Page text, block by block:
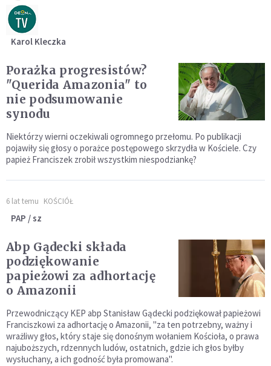
Karol Kleczka
Porażka progresistów?
"Querida Amazonia" to
nie podsumowanie
synodu
Niektórzy wierni oczekiwali ogromnego przełomu. Po publikacji
pojawiły się głosy o porażce postępowego skrzydła w Kościele. Czy
papież Franciszek zrobił wszystkim niespodziankę?
6 lat temu KOŚCIÓŁ
PAP / sz
Abp Gądecki składa
podziękowanie
papieżowi za adhortację
o Amazonii
Przewodniczący KEP abp Stanisław Gądecki podziękował papieżowi
Franciszkowi za adhortację o Amazonii, "za ten potrzebny, ważny i
wrażliwy głos, który staje się donośnym wołaniem Kościoła, o prawa
najuboższych, rdzennych ludów, ostatnich, gdzie ich głos byłby
wysłuchany, a ich godność była promowana".